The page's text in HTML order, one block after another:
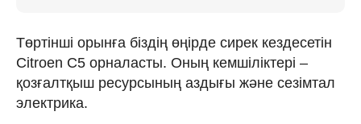
Төртінші орынға біздің өңірде сирек кездесетін
Citroen C5 орналасты. Оның кемшіліктері –
қозғалтқыш ресурсының аздығы және сезімтал
электрика.